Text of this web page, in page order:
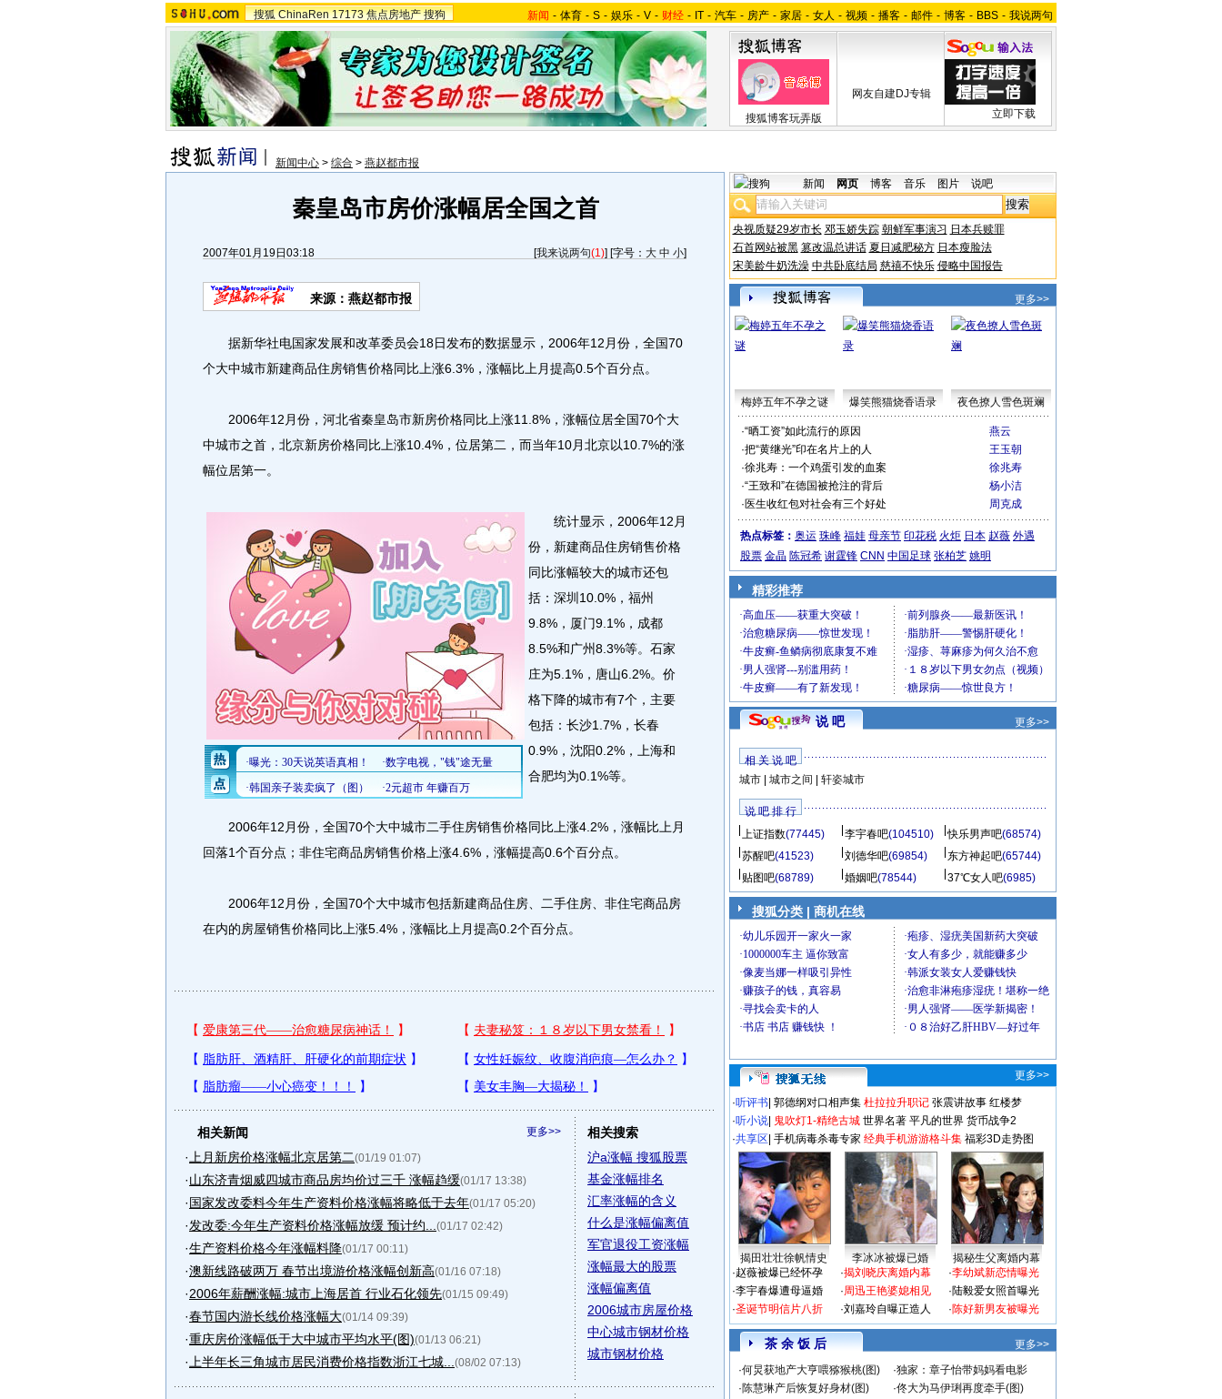
搜狐 ChinaRen 17173 焦点房地产 搜狗 新闻 - 体育 - S - 娱乐 - V - 财经 - IT - 汽车 - 房产 - 家居 - 女人 - 视频 - 播客 - 邮件 - 博客 - BBS - 我说两句
搜狐博客玩弄版
网友自建DJ专辑
立即下载
新闻中心 > 综合 > 燕赵都市报
秦皇岛市房价涨幅居全国之首
2007年01月19日03:18 [我来说两句(1)] [字号： 大 中 小]
来源：燕赵都市报
据新华社电国家发展和改革委员会18日发布的数据显示，2006年12月份，全国70
个大中城市新建商品住房销售价格同比上涨6.3%，涨幅比上月提高0.5个百分点。
2006年12月份，河北省秦皇岛市新房价格同比上涨11.8%，涨幅位居全国70个大
中城市之首，北京新房价格同比上涨10.4%，位居第二，而当年10月北京以10.7%的涨
幅位居第一。
统计显示，2006年12月
份，新建商品住房销售价格
同比涨幅较大的城市还包
括：深圳10.0%，福州
9.8%，厦门9.1%，成都
8.5%和广州8.3%等。石家
庄为5.1%，唐山6.2%。价
格下降的城市有7个，主要
包括：长沙1.7%，长春
0.9%，沈阳0.2%，上海和
合肥均为0.1%等。
2006年12月份，全国70个大中城市二手住房销售价格同比上涨4.2%，涨幅比上月
回落1个百分点；非住宅商品房销售价格上涨4.6%，涨幅提高0.6个百分点。
2006年12月份，全国70个大中城市包括新建商品住房、二手住房、非住宅商品房
在内的房屋销售价格同比上涨5.4%，涨幅比上月提高0.2个百分点。
更多>>
相关新闻
· 上月新房价格涨幅北京居第二(01/19 01:07)
·山东济青烟威四城市商品房均价过三千 涨幅趋缓(01/17 13:38)
·国家发改委料今年生产资料价格涨幅将略低于去年(01/17 05:20)
·发改委:今年生产资料价格涨幅放缓 预计约... (01/17 02:42)
·生产资料价格今年涨幅料降(01/17 00:11)
·澳新线路破两万 春节出境游价格涨幅创新高(01/16 07:18)
·2006年薪酬涨幅:城市上海居首 行业石化领先(01/15 09:49)
·春节国内游长线价格涨幅大(01/14 09:39)
·重庆房价涨幅低于大中城市平均水平(图)(01/13 06:21)
· 上半年长三角城市居民消费价格指数浙江七城... (08/02 07:13)
相关搜索
沪a涨幅 搜狐股票
基金涨幅排名
汇率涨幅的含义
什么是涨幅偏离值
军官退役工资涨幅
涨幅最大的股票
涨幅偏离值
2006城市房屋价格
中心城市钢材价格
城市钢材价格
新闻 网页 博客 音乐 图片 说吧
央视质疑29岁市长 邓玉娇失踪 朝鲜军事演习 日本兵赎罪
石首网站被黑 篡改温总讲话 夏日减肥秘方 日本瘦脸法
宋美龄牛奶洗澡 中共卧底结局 慈禧不快乐 侵略中国报告
更多>>
梅婷五年不孕之谜 爆笑熊猫烧香语录 夜色撩人雪色斑斓
·“晒工资”如此流行的原因
燕云
·把“黄继光”印在名片上的人
王玉朝
·徐兆寿：一个鸡蛋引发的血案
徐兆寿
·“王致和”在德国被抢注的背后
杨小洁
· 医生收红包对社会有三个好处 周克成
热点标签： 奥运 珠峰 福娃 母亲节 印花税 火炬 日本 赵薇 外遇
股票 金晶 陈冠希 谢霆锋 CNN 中国足球 张柏芝 姚明
精彩推荐
说 吧 更多>>
相 关 说 吧
城市| 城市之间 轩姿城市
说 吧 排 行
上证指数(77445) 李宇春吧(104510) 快乐男声吧(68574)
苏醒吧(41523) 刘德华吧(69854) 东方神起吧(65744)
贴图吧(68789) 婚姻吧(78544) 37℃女人吧(6985)
搜狐分类 | 商机在线
更多>>
·听评书 郭德纲对口相声集 杜拉拉升职记 张震讲故事 红楼梦
·听小说 鬼吹灯1-精绝古城 世界名著 平凡的世界 货币战争2
·共享区 手机病毒杀毒专家 经典手机游游格斗集 福彩3D走势图
揭田壮壮徐帆情史 李冰冰被爆已婚
揭秘生父离婚内幕
·赵薇被爆已经怀孕
·李宇春爆遭母逼婚
·圣诞节明信片八折
·揭刘晓庆离婚内幕
·周迅王艳婆媳相见
·刘嘉玲自曝正造人
·李幼斌新恋情曝光
·陆毅爱女照首曝光
·陈好新男友被曝光
茶 余 饭 后
更多>>
·何炅获地产大亨喂猕猴桃(图) ·独家：章子怡带妈妈看电影
·陈慧琳产后恢复好身材(图) ·佟大为马伊琍再度牵手(图)